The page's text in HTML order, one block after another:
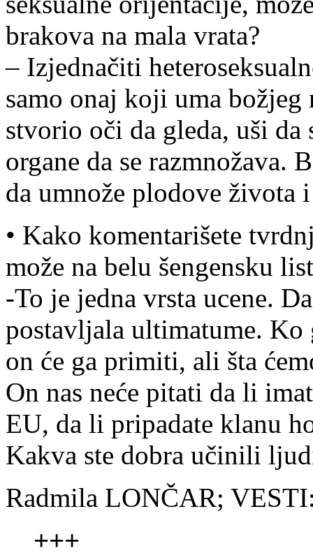
brakova na mala vrata?
– Izjednačiti
samo onaj koji uma božjeg
stvorio oči da gleda, uši da
organe da se razmnožava.
da umnože plodove života
• Kako komentarišete
može na belu šengensku
-To je jedna vrsta ucene.
postavljala ultimatume. Ko
on će ga primiti, ali šta
On nas neće pitati da li
EU, da li pripadate klanu
Kakva ste dobra učinili
Radmila LONČAR;
+++